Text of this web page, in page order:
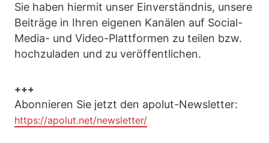
Sie haben hiermit unser Einverständnis, unsere
Beiträge in Ihren eigenen Kanälen auf Social-
Media- und Video-Plattformen zu teilen bzw.
hochzuladen und zu veröffentlichen.
+++
Abonnieren Sie jetzt den apolut-Newsletter:
https://apolut.net/newsletter/